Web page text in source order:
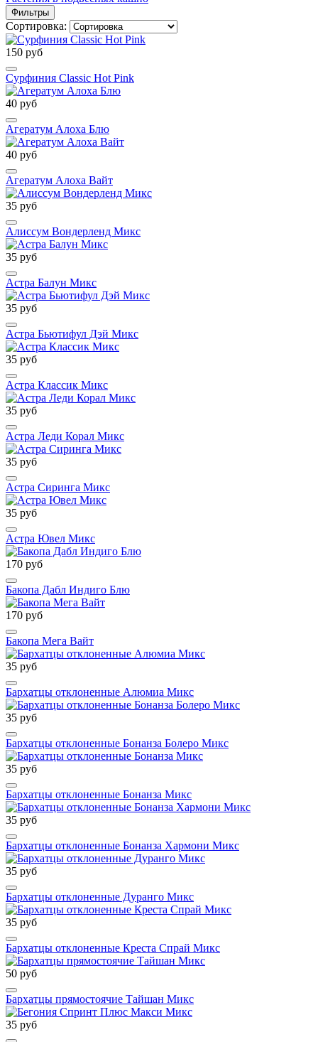
Фильтры
Сортировка:
150 руб
Cурфиния Classic Hot Pink
40 руб
Агератум Алоха Блю
40 руб
Агератум Алоха Вайт
35 руб
Алиссум Вондерленд Микс
35 руб
Астра Балун Микс
35 руб
Астра Бьютифул Дэй Микс
35 руб
Астра Классик Микс
35 руб
Астра Леди Корал Микс
35 руб
Астра Сиринга Микс
35 руб
Астра Ювел Микс
170 руб
Бакопа Дабл Индиго Блю
170 руб
Бакопа Мега Вайт
35 руб
Бархатцы отклоненные Алюмиа Микс
35 руб
Бархатцы отклоненные Бонанза Болеро Микс
35 руб
Бархатцы отклоненные Бонанза Микс
35 руб
Бархатцы отклоненные Бонанза Хармони Микс
35 руб
Бархатцы отклоненные Дуранго Микс
35 руб
Бархатцы отклоненные Креста Спрай Микс
50 руб
Бархатцы прямостоячие Тайшан Микс
35 руб